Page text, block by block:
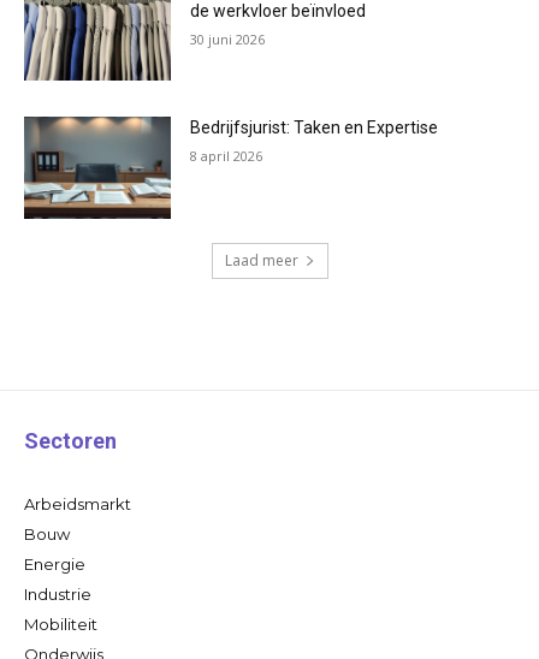
de werkvloer beïnvloed
30 juni 2026
Bedrijfsjurist: Taken en Expertise
8 april 2026
Laad meer
Sectoren
Arbeidsmarkt
Bouw
Energie
Industrie
Mobiliteit
Onderwijs